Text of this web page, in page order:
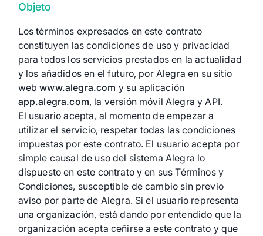
Objeto
Los términos expresados en este contrato
constituyen las condiciones de uso y privacidad
para todos los servicios prestados en la actualidad
y los añadidos en el futuro, por Alegra en su sitio
webwww.alegra.com y su aplicación
app.alegra.com, la versión móvil Alegra y API.
El usuario acepta, al momento de empezar a
utilizar el servicio, respetar todas las condiciones
impuestas por este contrato. El usuario acepta por
simple causal de uso del sistema Alegra lo
dispuesto en este contrato y en sus Términos y
Condiciones, susceptible de cambio sin previo
aviso por parte de Alegra. Si el usuario representa
una organización, está dando por entendido que la
organización acepta ceñirse a este contrato y que